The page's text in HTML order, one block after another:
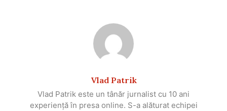
Vlad Patrik
Vlad Patrik este un tânăr jurnalist cu 10 ani
experiență în presa online. S-a alăturat echipei